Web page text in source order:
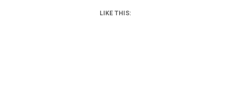
LIKE THIS: